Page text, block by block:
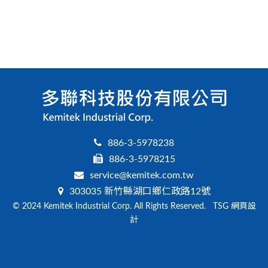
886-3-5978238
886-3-5978215
service@kemitek.com.tw
303035 新竹縣湖口鄉仁政路12號
© 2024 Kemitek Industrial Corp. All Rights Reserved. TSG 網頁設
計